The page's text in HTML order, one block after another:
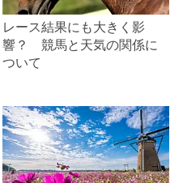
レース結果にも大きく影
響？ 競馬と天気の関係に
ついて